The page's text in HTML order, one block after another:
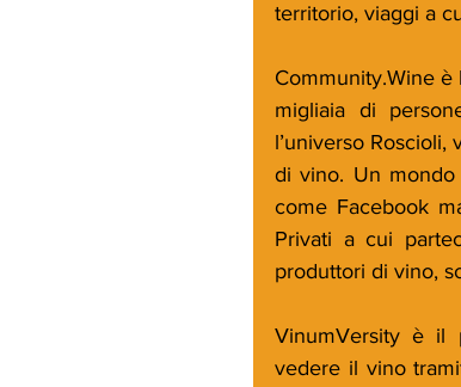
territorio, viaggi a
Community.Wine
migliaia di
l’universo
di vino. Un
come Facebook
Privati a cui
produttori di vino,
VinumVersity è il
vedere il vino